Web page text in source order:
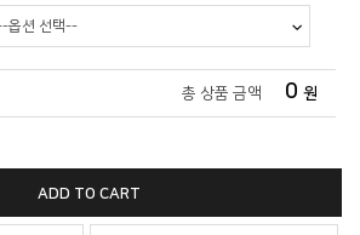
총 상품 금액 0 원
ADD TO CART